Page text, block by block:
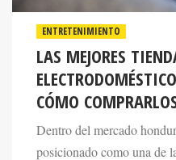
LAS MEJORES
CÓMO
Dentro del mercado
posicionado como una de
reconocidas gracias a su